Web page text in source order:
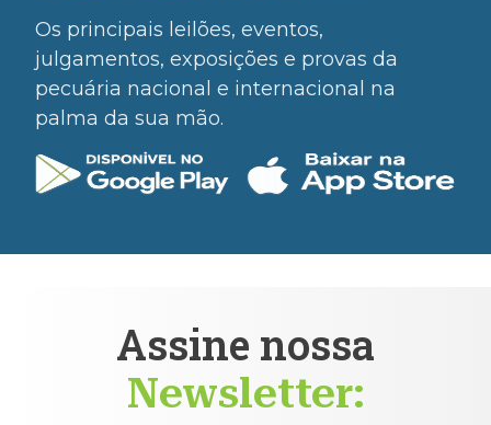
Os principais leilões, eventos,
julgamentos, exposições e provas da
pecuária nacional e internacional na
palma da sua mão.
Assine nossa
Newsletter: